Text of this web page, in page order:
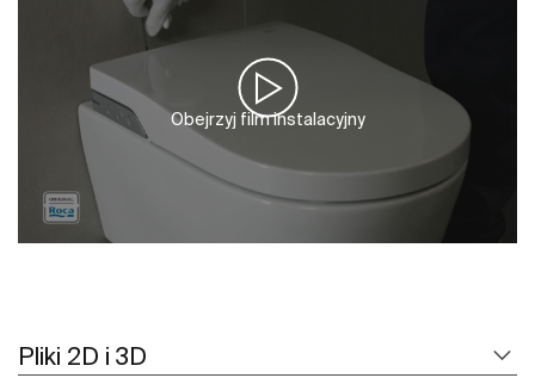
Obejrzyj film instalacyjny
Pliki 2D i 3D